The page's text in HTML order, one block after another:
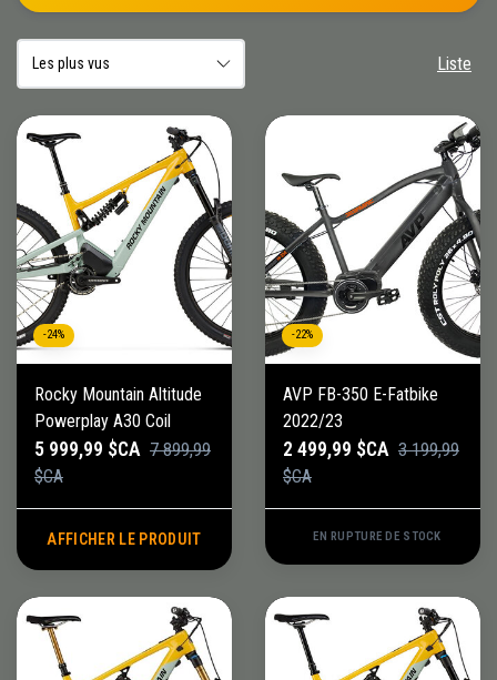
Liste
-24%
Rocky Mountain Altitude
Powerplay A30 Coil
5 999,99 $CA 7 899,99
$CA
AFFICHER LE PRODUIT
-22%
AVP FB-350 E-Fatbike
2022/23
2 499,99 $CA 3 199,99
$CA
EN RUPTURE DE STOCK